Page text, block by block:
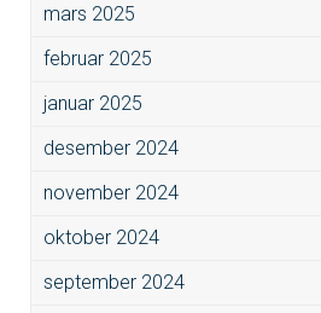
mars 2025
februar 2025
januar 2025
desember 2024
november 2024
oktober 2024
september 2024